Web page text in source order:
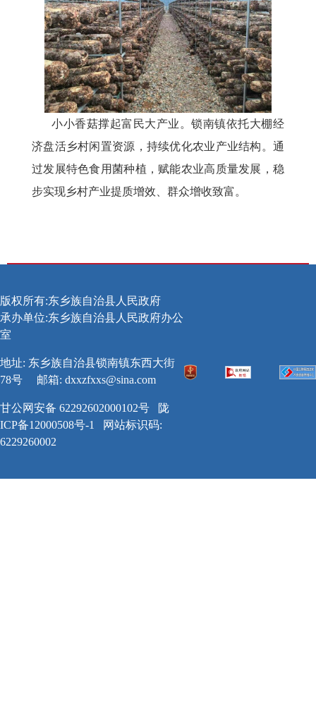
小小香菇撑起富民大产业。锁南镇依托大棚经
济盘活乡村闲置资源，持续优化农业产业结构。通
过发展特色食用菌种植，赋能农业高质量发展，稳
步实现乡村产业提质增效、群众增收致富。
版权所有:东乡族自治县人民政府
承办单位:东乡族自治县人民政府办公
室
地址: 东乡族自治县锁南镇东西大街
78号
邮箱: dxxzfxxs@sina.com
甘公网安备 62292602000102号
陇
ICP备12000508号-1
网站标识码:
6229260002